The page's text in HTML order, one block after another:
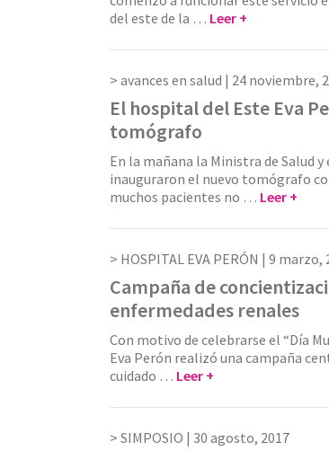
del este de la … Leer +
avances en salud | 24 noviembre,
El hospital del Este Eva
tomógrafo
En la mañana la Ministra de Salud
inauguraron el nuevo tomógrafo
muchos pacientes no … Leer +
HOSPITAL EVA PERÓN | 9 marzo,
Campaña de
enfermedades renales
Con motivo de celebrarse el “Día
Eva Perón realizó una campaña
cuidado … Leer +
SIMPOSIO | 30 agosto, 2017